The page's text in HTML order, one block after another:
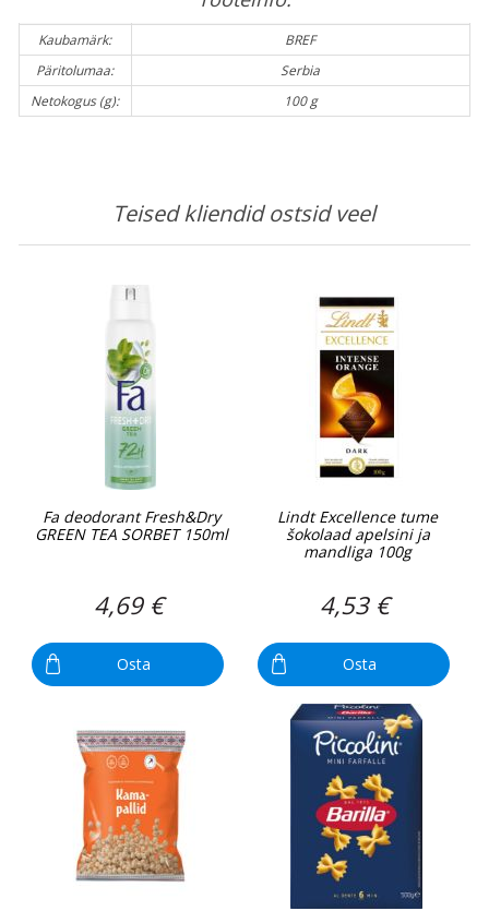
Kaubamärk:
BREF
Päritolumaa:
Serbia
Netokogus (g):
100 g
Teised kliendid ostsid veel
Fa deodorant Fresh&Dry
GREEN TEA SORBET 150ml
4,69 €
Osta
Lindt Excellence tume
šokolaad apelsini ja
mandliga 100g
4,53 €
Osta